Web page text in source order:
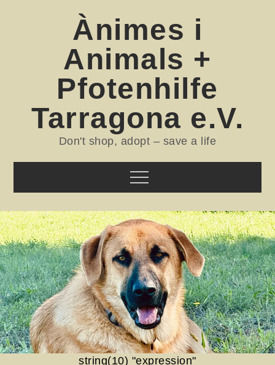
Ànimes i
Animals +
Pfotenhilfe
Tarragona e.V.
Don't shop, adopt – save a life
Menu
string(10) "expression"